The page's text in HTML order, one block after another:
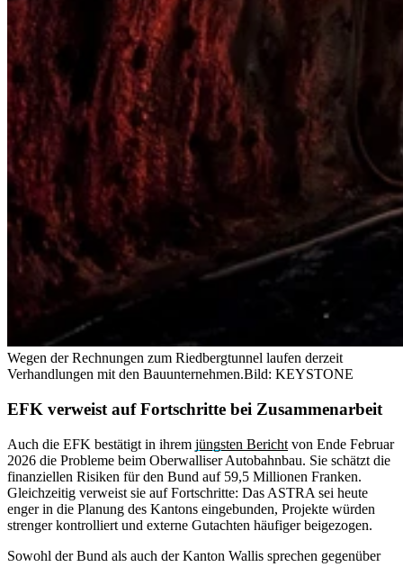
Wegen der Rechnungen zum Riedbergtunnel laufen derzeit
Verhandlungen mit den Bauunternehmen.Bild: KEYSTONE
EFK verweist auf Fortschritte bei Zusammenarbeit
Auch die EFK bestätigt in ihrem jüngsten Bericht von Ende Februar
2026 die Probleme beim Oberwalliser Autobahnbau. Sie schätzt die
finanziellen Risiken für den Bund auf 59,5 Millionen Franken.
Gleichzeitig verweist sie auf Fortschritte: Das ASTRA sei heute
enger in die Planung des Kantons eingebunden, Projekte würden
strenger kontrolliert und externe Gutachten häufiger beigezogen.
Sowohl der Bund als auch der Kanton Wallis sprechen gegenüber